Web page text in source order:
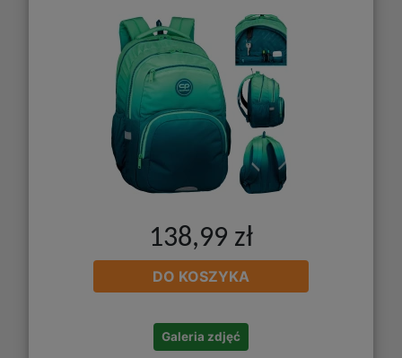
138,99 zł
DO KOSZYKA
Galeria zdjęć